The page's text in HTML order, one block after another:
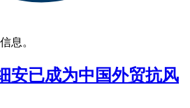
息。
安已成为中国外贸抗风